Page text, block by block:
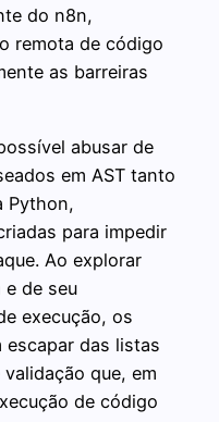
do n8n,
remota de código
as barreiras
abusar de
em AST tanto
Python,
para impedir
Ao explorar
de seu
execução, os
escapar das listas
que, em
de código